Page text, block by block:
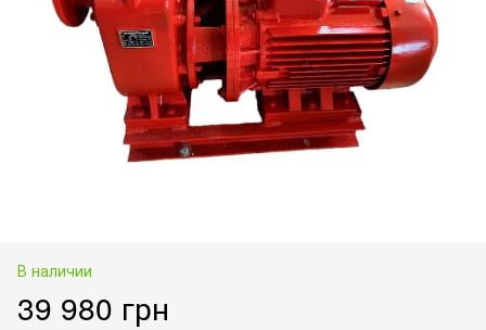
В наличии
39 980 грн